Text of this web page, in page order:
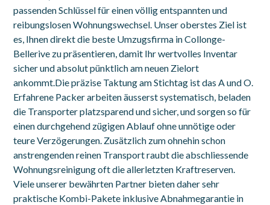
passenden Schlüssel für einen völlig entspannten und
reibungslosen Wohnungswechsel. Unser oberstes Ziel ist
es, Ihnen direkt die beste Umzugsfirma in Collonge-
Bellerive zu präsentieren, damit Ihr wertvolles Inventar
sicher und absolut pünktlich am neuen Zielort
ankommt.Die präzise Taktung am Stichtag ist das A und O.
Erfahrene Packer arbeiten äusserst systematisch, beladen
die Transporter platzsparend und sicher, und sorgen so für
einen durchgehend zügigen Ablauf ohne unnötige oder
teure Verzögerungen. Zusätzlich zum ohnehin schon
anstrengenden reinen Transport raubt die abschliessende
Wohnungsreinigung oft die allerletzten Kraftreserven.
Viele unserer bewährten Partner bieten daher sehr
praktische Kombi-Pakete inklusive Abnahmegarantie in